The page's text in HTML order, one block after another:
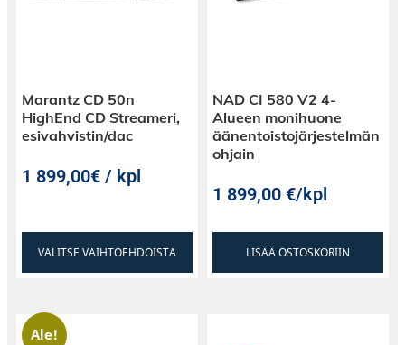
Marantz CD 50n
HighEnd CD Streameri,
esivahvistin/dac
1 899,00€ / kpl
VALITSE VAIHTOEHDOISTA
NAD CI 580 V2 4-
Alueen monihuone
äänentoistojärjestelmän
ohjain
1 899,00€/kpl
LISÄÄ OSTOSKORIIN
Ale!